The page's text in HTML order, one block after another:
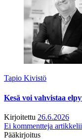
Tapio Kivistö
Kesä voi vahvistaa
Kirjoitettu 26.6.2026
Ei kommentteja
Pääkirjoitus